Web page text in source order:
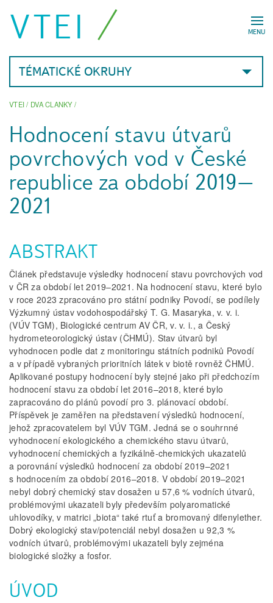
MENU
VTEI
TÉMATICKÉ OKRUHY
VTEI/ DVA CLANKY/
Hodnocení stavu útvarů
povrchových vod v České
republice za období 2019–
2021
ABSTRAKT
Článek představuje výsledky hodnocení stavu povrchových vod
v ČR za období let 2019–2021. Na hodnocení stavu, které bylo
v roce 2023 zpracováno pro státní podniky Povodí, se podílely
Výzkumný ústav vodohospodářský T. G. Masaryka, v. v. i.
(VÚV TGM), Biologické centrum AV ČR, v. v. i., a Český
hydrometeorologický ústav (ČHMÚ). Stav útvarů byl
vyhodnocen podle dat z monitoringu státních podniků Povodí
a v případě vybraných prioritních látek v biotě rovněž ČHMÚ.
Aplikované postupy hodnocení byly stejné jako při předchozím
hodnocení stavu za období let 2016–2018, které bylo
zapracováno do plánů povodí pro 3. plánovací období.
Příspěvek je zaměřen na představení výsledků hodnocení,
jehož zpracovatelem byl VÚV TGM. Jedná se o souhrnné
vyhodnocení ekologického a chemického stavu útvarů,
vyhodnocení chemických a fyzikálně-chemických ukazatelů
a porovnání výsledků hodnocení za období 2019–2021
s hodnocením za období 2016–2018. V období 2019–2021
nebyl dobrý chemický stav dosažen u 57,6 % vodních útvarů,
problémovými ukazateli byly především polyaromatické
uhlovodíky, v matrici „biota“ také rtuť a bromovaný difenylether.
Dobrý ekologický stav/potenciál nebyl dosažen u 92,3 %
vodních útvarů, problémovými ukazateli byly zejména
biologické složky a fosfor.
ÚVOD